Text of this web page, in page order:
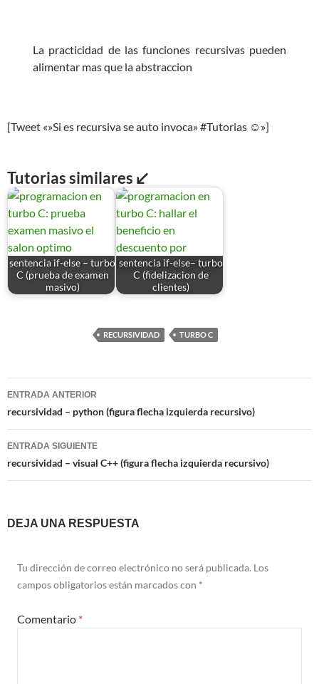
La practicidad de las funciones recursivas pueden
alimentar mas que la abstraccion
[Tweet «»Si es recursiva se auto invoca» #Tutorias ☺»]
Tutorias similares ↙
sentencia if-else – turbo
C (prueba de examen
masivo)
sentencia if-else– turbo
C (fidelizacion de
clientes)
RECURSIVIDAD TURBO C
Navegación
de
entradas
ENTRADA ANTERIOR
recursividad – python (figura flecha izquierda recursivo)
ENTRADA SIGUIENTE
recursividad – visual C++ (figura flecha izquierda recursivo)
DEJA UNA RESPUESTA
Tu dirección de correo electrónico no será publicada. Los
campos obligatorios están marcados con *
Comentario *